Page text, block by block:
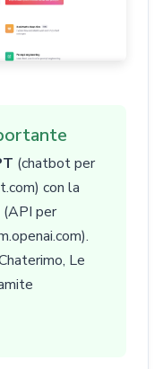
(chatbot per
con la
(API per
Le